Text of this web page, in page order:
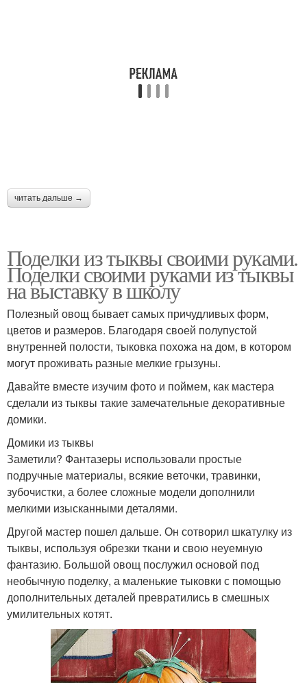
читать дальше →
Поделки из тыквы своими руками.
Поделки своими руками из тыквы
на выставку в школу
Полезный овощ бывает самых причудливых форм,
цветов и размеров. Благодаря своей полупустой
внутренней полости, тыковка похожа на дом, в котором
могут проживать разные мелкие грызуны.
Давайте вместе изучим фото и поймем, как мастера
сделали из тыквы такие замечательные декоративные
домики.
Домики из тыквы
Заметили? Фантазеры использовали простые
подручные материалы, всякие веточки, травинки,
зубочистки, а более сложные модели дополнили
мелкими изысканными деталями.
Другой мастер пошел дальше. Он сотворил шкатулку из
тыквы, используя обрезки ткани и свою неуемную
фантазию. Большой овощ послужил основой под
необычную поделку, а маленькие тыковки с помощью
дополнительных деталей превратились в смешных
умилительных котят.